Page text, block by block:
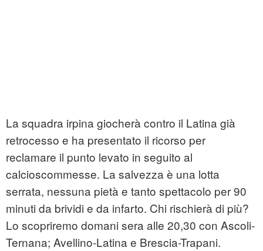
La squadra irpina giocherà contro il Latina già
retrocesso e ha presentato il ricorso per
reclamare il punto levato in seguito al
calcioscommesse. La salvezza è una lotta
serrata, nessuna pietà e tanto spettacolo per 90
minuti da brividi e da infarto. Chi rischierà di più?
Lo scopriremo domani sera alle 20,30 con Ascoli-
Ternana; Avellino-Latina e Brescia-Trapani.